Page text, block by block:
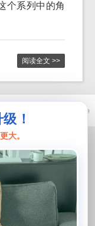
个系列中的角
阅读全文 >>
！
大。
ckvearm by ttcrivpe